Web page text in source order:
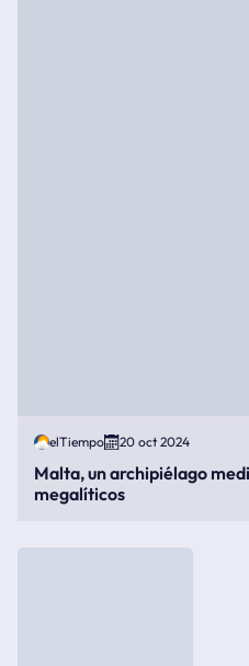
elTiempo 20 oct 2024
Malta, un archipiélago
megalíticos